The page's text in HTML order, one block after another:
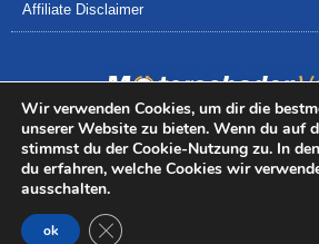
Affiliate Disclaimer
© 2024
Wir verwenden Cookies, um dir die
unserer Website zu bieten. Wenn du auf
stimmst du der Cookie-Nutzung zu. In den
du erfahren, welche Cookies wir
ausschalten.
ok GDPR Cookie-Banner schließen